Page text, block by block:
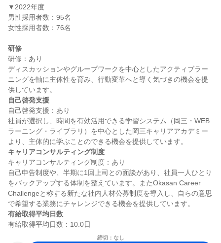
▼2022年度
男性採用者数：95名
女性採用者数：76名
研修
研修：あり
ディスカッションやグループワークを中心としたアクティブラー
ニングを軸に主体性を育み、行動変革へと導く気づきの機会を提
自己啓発支援
自己啓発支援：あり
社員が選択し、時間を有効活用できる学習システム（岡三・WEB
ラーニング・ライブラリ）を中心とした岡三キャリアアカデミー
キャリアコンサルティング制度
キャリアコンサルティング制度：あり
自己申告制度や、半期に1回上司との面談があり、社員一人ひとり
をバックアップする体制を整えています。またOkasan Career
Challengeと称する新たな社内人材公募制度を導入し、自らの意思
有給取得平均日数
締切：なし